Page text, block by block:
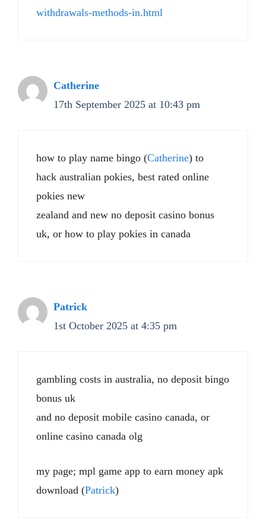
withdrawals-methods-in.html
Catherine
17th September 2025 at 10:43 pm
how to play name bingo (Catherine) to
hack australian pokies, best rated online
pokies new
zealand and new no deposit casino bonus
uk, or how to play pokies in canada
Patrick
1st October 2025 at 4:35 pm
gambling costs in australia, no deposit bingo
bonus uk
and no deposit mobile casino canada, or
online casino canada olg
my page; mpl game app to earn money apk
download (Patrick)